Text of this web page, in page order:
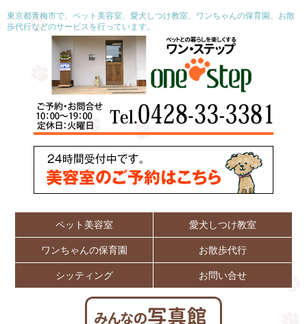
東京都青梅市で、ペット美容室、愛犬しつけ教室、ワンちゃんの保育園、お散
歩代行などのサービスを行っています。
ペット美容室 愛犬しつけ教室
ワンちゃんの保育園 お散歩代行
シッティング お問い合せ